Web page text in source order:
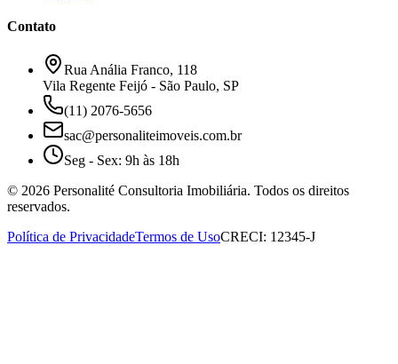
Contato
Rua Anália Franco, 118
Vila Regente Feijó - São Paulo, SP
(11) 2076-5656
sac@personaliteimoveis.com.br
Seg - Sex: 9h às 18h
© 2026 Personalité Consultoria Imobiliária. Todos os direitos
reservados.
Política de PrivacidadeTermos de UsoCRECI: 12345-J